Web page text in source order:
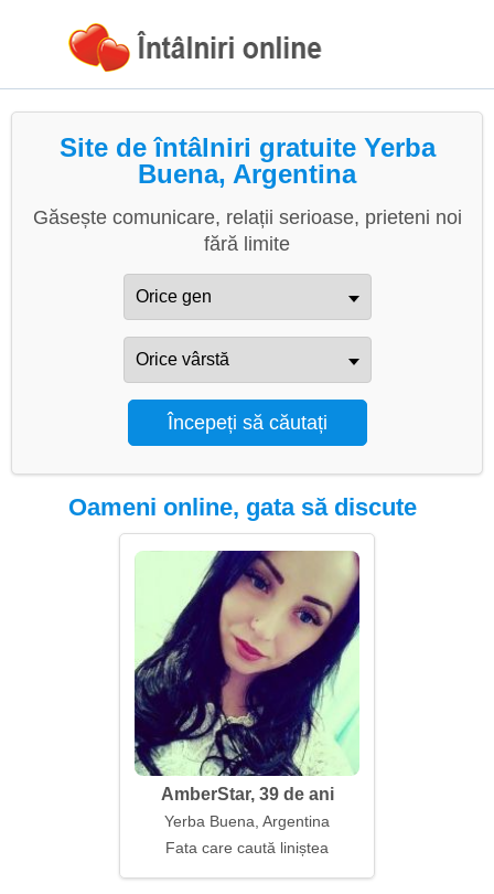
Site de întâlniri gratuite Yerba
Buena, Argentina
Găsește comunicare, relații serioase, prieteni noi
fără limite
Oameni online, gata să discute
AmberStar, 39 de ani
Yerba Buena, Argentina
Fata care caută liniștea